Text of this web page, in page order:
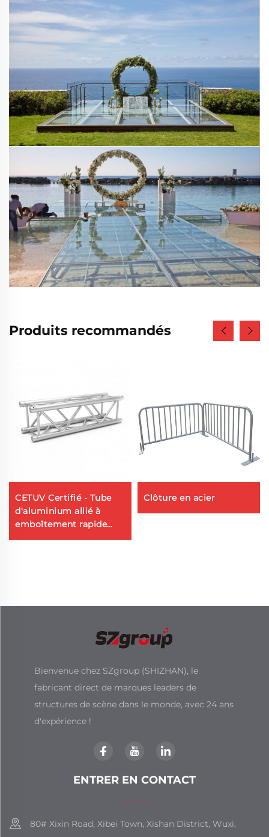
Produits recommandés
CETUV Certifié - Tube
d'aluminium allié à
emboîtement rapide
avec broche pour
Clôture en acier
Bienvenue chez SZgroup (SHIZHAN), le
fabricant direct de marques leaders de
structures de scène dans le monde, avec 24 ans
d'expérience !
ENTRER EN CONTACT
80# Xixin Road, Xibei Town, Xishan District, Wuxi,